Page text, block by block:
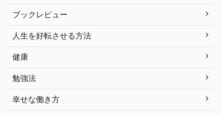
ブックレビュー
人生を好転させる方法
健康
勉強法
幸せな働き方